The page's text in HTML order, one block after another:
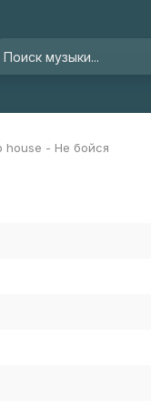
house - Не бойся